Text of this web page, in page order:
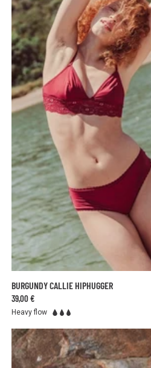
BURGUNDY CALLIE HIPHUGGER
39,00 €
Heavy flow